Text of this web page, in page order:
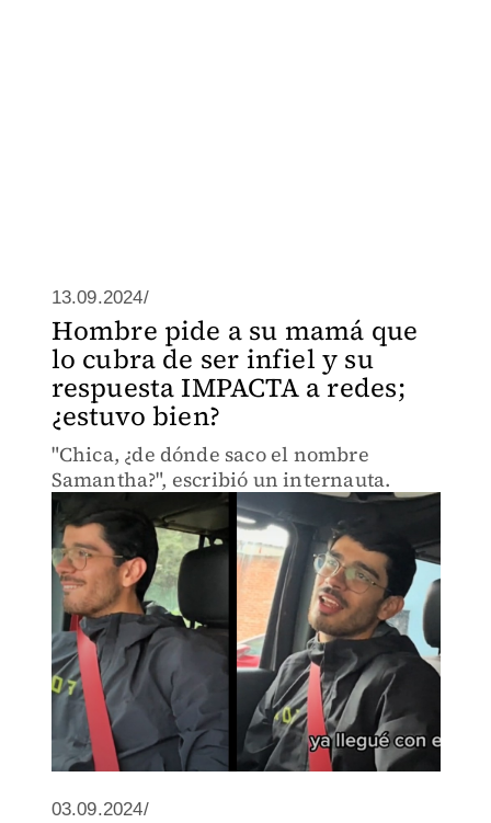
13.09.2024/
Hombre pide a su mamá que
lo cubra de ser infiel y su
respuesta IMPACTA a redes;
¿estuvo bien?
"Chica, ¿de dónde saco el nombre
Samantha?", escribió un internauta.
03.09.2024/